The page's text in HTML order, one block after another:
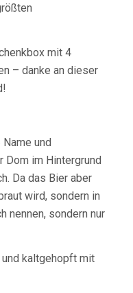
mit 4
– danke an dieser
und
Dom im Hintergrund
Da das Bier aber
wird, sondern in
nennen, sondern nur
kaltgehopft mit